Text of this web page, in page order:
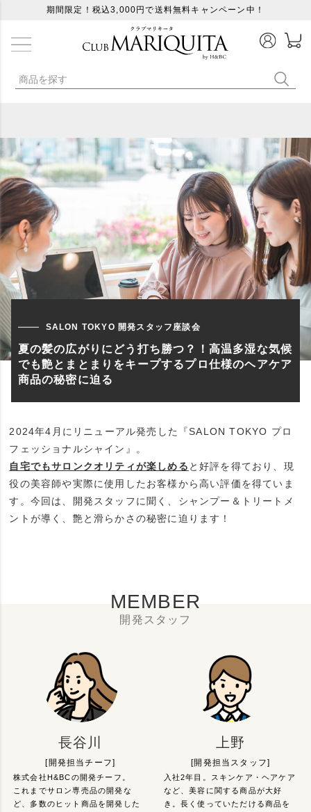
期間限定！税込3,000円で送料無料キャンペーン中！
SALON TOKYO 開発スタッフ座談会
夏の髪の広がりにどう打ち勝つ？！高温多湿な気候
でも艶とまとまりをキープするプロ仕様のヘアケア
商品の秘密に迫る
2024年4月にリニューアル発売した『SALON TOKYO プロ
フェッショナルシャイン』。
自宅でもサロンクオリティが楽しめる と好評を得ており、現
役の美容師や実際に使用したお客様から高い評価を得ていま
す。今回は、開発スタッフに聞く、シャンプー＆トリートメ
ントが導く、艶と滑らかさの秘密に迫ります！
MEMBER
開発スタッフ
長谷川
[開発担当チーフ]
株式会社H&BCの開発チーフ。
これまでサロン専売品の開発な
ど、多数のヒット商品を開発した
上野
[開発担当スタッフ]
入社2年目。スキンケア・ヘアケア
など、美容に関する商品が大好
き。長く使っていただける商品を